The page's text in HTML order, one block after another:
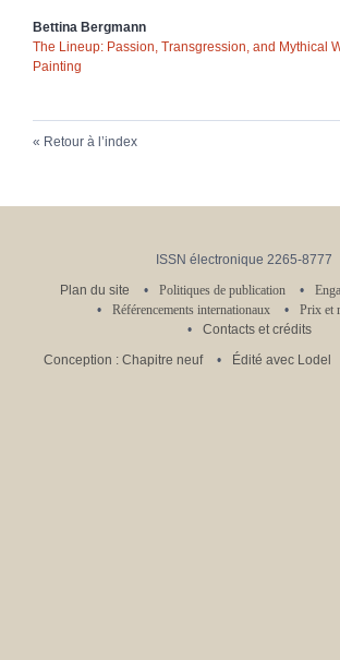
Bettina Bergmann
The Lineup: Passion, Transgression, and Mythical
Painting
Retour à l’index
ISSN électronique 2265-8777
Plan du site
Politiques de publication
Référencements internationaux
Prix et
Contacts et crédits
Conception : Chapitre neuf
Édité avec Lodel